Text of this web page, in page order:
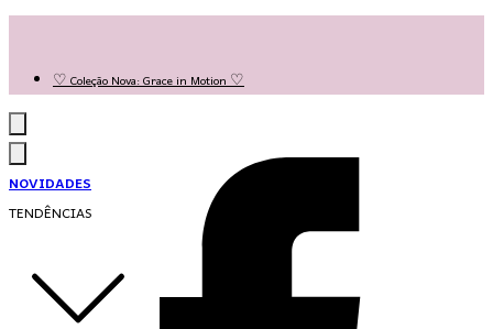
♡ Coleção Nova: Grace in Motion ♡
NOVIDADES
TENDÊNCIAS